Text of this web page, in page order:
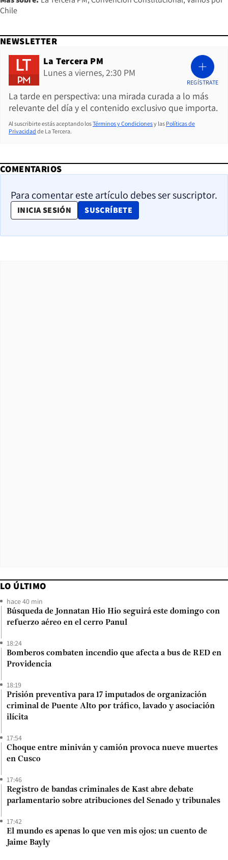
Chile
NEWSLETTER
La Tercera PM
Lunes a viernes, 2:30 PM
La tarde en perspectiva: una mirada curada a lo más
relevante del día y el contenido exclusivo que importa.
REGÍSTRATE
Al suscribirte estás aceptando losTérminos y Condicionesy las Políticas de
Privacidad de La Tercera.
COMENTARIOS
Para comentar este artículo debes ser suscriptor.
INICIA SESIÓN SUSCRÍBETE
OPENS IN NEW WINDOW
LO ÚLTIMO
hace 40 min
Búsqueda de Jonnatan Hio Hio seguirá este domingo con
refuerzo aéreo en el cerro Panul
18:24
Bomberos combaten incendio que afecta a bus de RED en
Providencia
18:19
Prisión preventiva para 17 imputados de organización
criminal de Puente Alto por tráfico, lavado y asociación
ilícita
17:54
Choque entre miniván y camión provoca nueve muertes
en Cusco
17:46
Registro de bandas criminales de Kast abre debate
parlamentario sobre atribuciones del Senado y tribunales
17:42
El mundo es apenas lo que ven mis ojos: un cuento de
Jaime Bayly